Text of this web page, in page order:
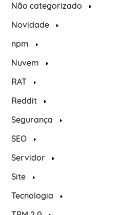
Não categorizado
Novidade
npm
Nuvem
RAT
Reddit
Segurança
SEO
Servidor
Site
Tecnologia